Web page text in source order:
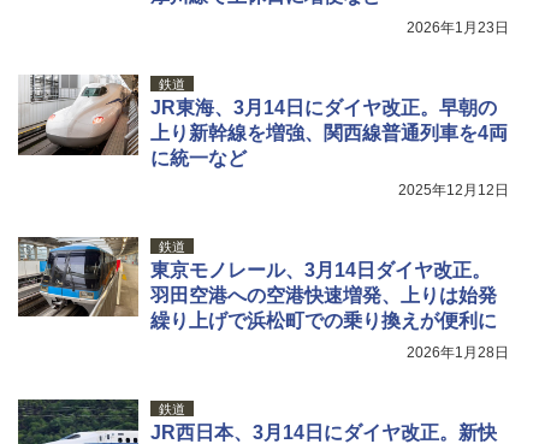
2026年1月23日
鉄道
JR東海、3月14日にダイヤ改正。早朝の
上り新幹線を増強、関西線普通列車を4両
に統一など
2025年12月12日
鉄道
東京モノレール、3月14日ダイヤ改正。
羽田空港への空港快速増発、上りは始発
繰り上げで浜松町での乗り換えが便利に
2026年1月28日
鉄道
JR西日本、3月14日にダイヤ改正。新快